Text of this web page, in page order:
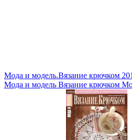
Мода и модель.Вязание крючком
Мода и модель Вязание крючком